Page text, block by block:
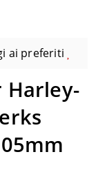
ai preferiti
Harley-